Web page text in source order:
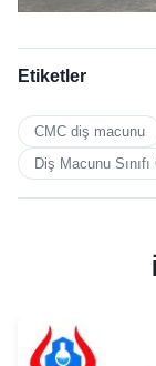
Etiketler
CMC diş macunu
Diş Macunu Sınıfı